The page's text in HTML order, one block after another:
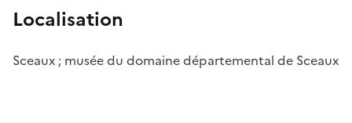
Localisation
Sceaux ; musée du domaine départemental de Sceaux